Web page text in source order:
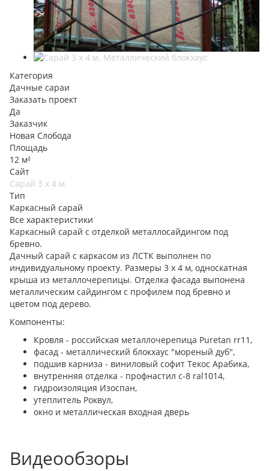
Категория
Дачные сараи
Заказать проект
Да
Заказчик
Новая Слобода
Площадь
12 м²
Сайт
Сарай 3 х 4 м
Тип
Каркасный сарай
Все характеристики
Каркасный сарай с отделкой металлосайдингом под
бревно.
Дачный сарай с каркасом из ЛСТК выполнен по
индивидуальному проекту. Размеры 3 х 4 м, односкатная
крыша из металлочерепицы. Отделка фасада выпонена
металлическим сайдингом с профилем под бревно и
цветом под дерево.
Компоненты:
Кровля - российская металлочерепица Puretan rr11,
фасад - металлический блокхаус "мореный дуб",
подшив карниза - виниловый софит Текос Арабика,
внутренняя отделка - профнастил с-8 ral1014,
гидроизоляция Изоспан,
утеплитель Роквул,
окно и металлическая входная дверь
Видеообзоры